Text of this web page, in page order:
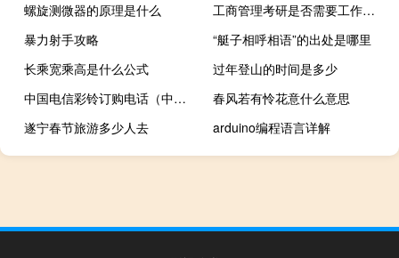
螺旋测微器的原理是什么
工商管理考研是否需要工作经验
暴力射手攻略
“艇子相呼相语”的出处是哪里
长乘宽乘高是什么公式
过年登山的时间是多少
中国电信彩铃订购电话（中国电信彩信信箱）
春风若有怜花意什么意思
遂宁春节旅游多少人去
arduino编程语言详解